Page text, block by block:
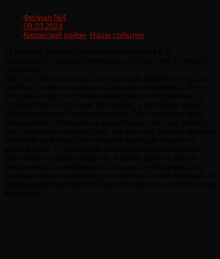
Филиал №4
09.03.2024
Кировский район
Наши события